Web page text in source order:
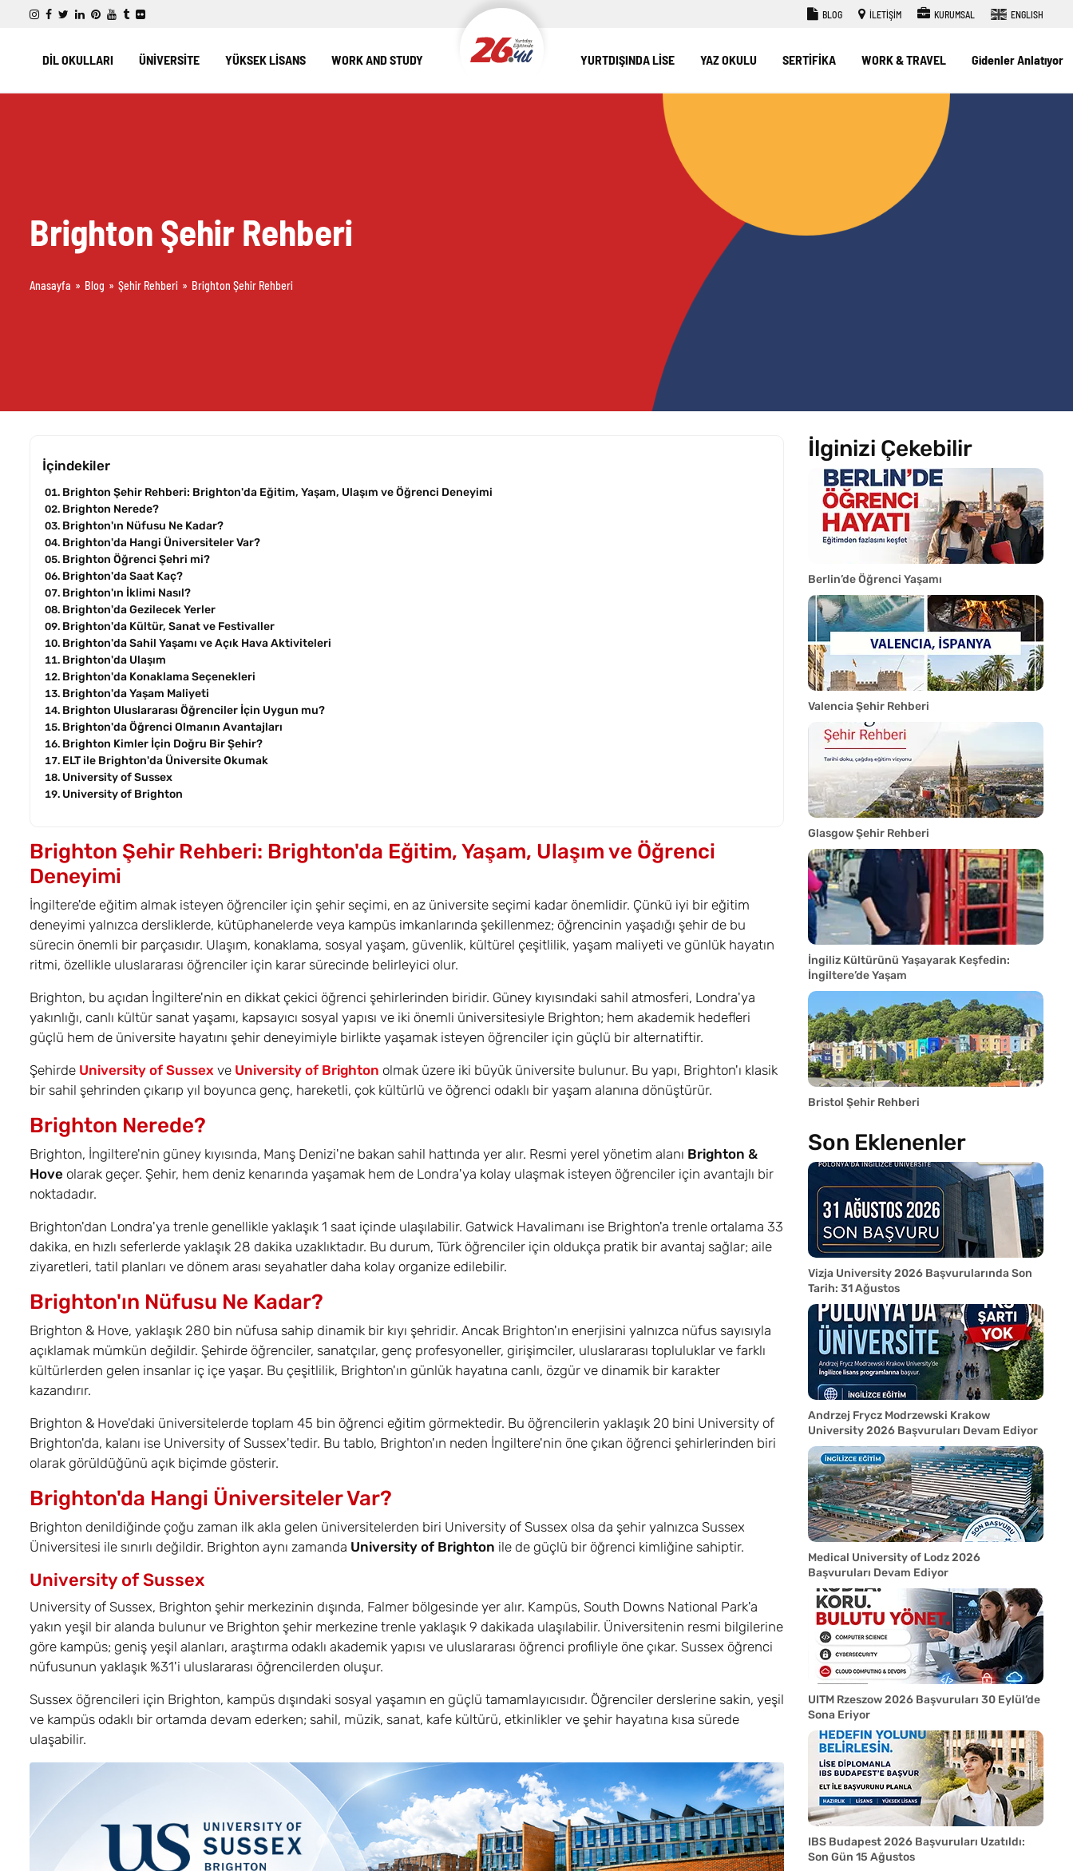
BLOG İLETİŞİM KURUMSAL ENGLISH
DİL OKULLARI ÜNİVERSİTE YÜKSEK LİSANS WORK AND STUDY YURTDIŞINDA LİSE YAZ OKULU SERTİFİKA WORK & TRAVEL Gidenler Anlatıyor
Brighton Şehir Rehberi
Anasayfa » Blog » Şehir Rehberi » Brighton Şehir Rehberi
İlginizi Çekebilir
Berlin’de Öğrenci Yaşamı
Valencia Şehir Rehberi
Glasgow Şehir Rehberi
İngiliz Kültürünü Yaşayarak Keşfedin:
İngiltere’de Yaşam
Bristol Şehir Rehberi
Son Eklenenler
Vizja University 2026 Başvurularında Son
Tarih: 31 Ağustos
Andrzej Frycz Modrzewski Krakow
University 2026 Başvuruları Devam Ediyor
Medical University of Lodz 2026
Başvuruları Devam Ediyor
UITM Rzeszow 2026 Başvuruları 30 Eylül’de
Sona Eriyor
IBS Budapest 2026 Başvuruları Uzatıldı:
Son Gün 15 Ağustos
İçindekiler
Brighton Şehir Rehberi: Brighton'da Eğitim, Yaşam, Ulaşım ve Öğrenci Deneyimi
Brighton Nerede?
Brighton'ın Nüfusu Ne Kadar?
Brighton'da Hangi Üniversiteler Var?
Brighton Öğrenci Şehri mi?
Brighton'da Saat Kaç?
Brighton'ın İklimi Nasıl?
Brighton'da Gezilecek Yerler
Brighton'da Kültür, Sanat ve Festivaller
Brighton'da Sahil Yaşamı ve Açık Hava Aktiviteleri
Brighton'da Ulaşım
Brighton'da Konaklama Seçenekleri
Brighton'da Yaşam Maliyeti
Brighton Uluslararası Öğrenciler İçin Uygun mu?
Brighton'da Öğrenci Olmanın Avantajları
Brighton Kimler İçin Doğru Bir Şehir?
ELT ile Brighton'da Üniversite Okumak
University of Sussex
University of Brighton
Brighton Şehir Rehberi: Brighton'da Eğitim, Yaşam, Ulaşım ve Öğrenci
Deneyimi
İngiltere'de eğitim almak isteyen öğrenciler için şehir seçimi, en az üniversite seçimi kadar önemlidir. Çünkü iyi bir eğitim
deneyimi yalnızca dersliklerde, kütüphanelerde veya kampüs imkanlarında şekillenmez; öğrencinin yaşadığı şehir de bu
sürecin önemli bir parçasıdır. Ulaşım, konaklama, sosyal yaşam, güvenlik, kültürel çeşitlilik, yaşam maliyeti ve günlük hayatın
ritmi, özellikle uluslararası öğrenciler için karar sürecinde belirleyici olur.
Brighton, bu açıdan İngiltere'nin en dikkat çekici öğrenci şehirlerinden biridir. Güney kıyısındaki sahil atmosferi, Londra'ya
yakınlığı, canlı kültür sanat yaşamı, kapsayıcı sosyal yapısı ve iki önemli üniversitesiyle Brighton; hem akademik hedefleri
güçlü hem de üniversite hayatını şehir deneyimiyle birlikte yaşamak isteyen öğrenciler için güçlü bir alternatiftir.
Şehirde University of Sussex ve University of Brighton olmak üzere iki büyük üniversite bulunur. Bu yapı, Brighton'ı klasik
bir sahil şehrinden çıkarıp yıl boyunca genç, hareketli, çok kültürlü ve öğrenci odaklı bir yaşam alanına dönüştürür.
Brighton Nerede?
Brighton, İngiltere'nin güney kıyısında, Manş Denizi'ne bakan sahil hattında yer alır. Resmi yerel yönetim alanı Brighton &
Hove olarak geçer. Şehir, hem deniz kenarında yaşamak hem de Londra'ya kolay ulaşmak isteyen öğrenciler için avantajlı bir
noktadadır.
Brighton'dan Londra'ya trenle genellikle yaklaşık 1 saat içinde ulaşılabilir. Gatwick Havalimanı ise Brighton'a trenle ortalama 33
dakika, en hızlı seferlerde yaklaşık 28 dakika uzaklıktadır. Bu durum, Türk öğrenciler için oldukça pratik bir avantaj sağlar; aile
ziyaretleri, tatil planları ve dönem arası seyahatler daha kolay organize edilebilir.
Brighton'ın Nüfusu Ne Kadar?
Brighton & Hove, yaklaşık 280 bin nüfusa sahip dinamik bir kıyı şehridir. Ancak Brighton'ın enerjisini yalnızca nüfus sayısıyla
açıklamak mümkün değildir. Şehirde öğrenciler, sanatçılar, genç profesyoneller, girişimciler, uluslararası topluluklar ve farklı
kültürlerden gelen insanlar iç içe yaşar. Bu çeşitlilik, Brighton'ın günlük hayatına canlı, özgür ve dinamik bir karakter
kazandırır.
Brighton & Hove'daki üniversitelerde toplam 45 bin öğrenci eğitim görmektedir. Bu öğrencilerin yaklaşık 20 bini University of
Brighton'da, kalanı ise University of Sussex'tedir. Bu tablo, Brighton'ın neden İngiltere'nin öne çıkan öğrenci şehirlerinden biri
olarak görüldüğünü açık biçimde gösterir.
Brighton'da Hangi Üniversiteler Var?
Brighton denildiğinde çoğu zaman ilk akla gelen üniversitelerden biri University of Sussex olsa da şehir yalnızca Sussex
Üniversitesi ile sınırlı değildir. Brighton aynı zamanda University of Brighton ile de güçlü bir öğrenci kimliğine sahiptir.
University of Sussex
University of Sussex, Brighton şehir merkezinin dışında, Falmer bölgesinde yer alır. Kampüs, South Downs National Park'a
yakın yeşil bir alanda bulunur ve Brighton şehir merkezine trenle yaklaşık 9 dakikada ulaşılabilir. Üniversitenin resmi bilgilerine
göre kampüs; geniş yeşil alanları, araştırma odaklı akademik yapısı ve uluslararası öğrenci profiliyle öne çıkar. Sussex öğrenci
nüfusunun yaklaşık %31'i uluslararası öğrencilerden oluşur.
Sussex öğrencileri için Brighton, kampüs dışındaki sosyal yaşamın en güçlü tamamlayıcısıdır. Öğrenciler derslerine sakin, yeşil
ve kampüs odaklı bir ortamda devam ederken; sahil, müzik, sanat, kafe kültürü, etkinlikler ve şehir hayatına kısa sürede
ulaşabilir.